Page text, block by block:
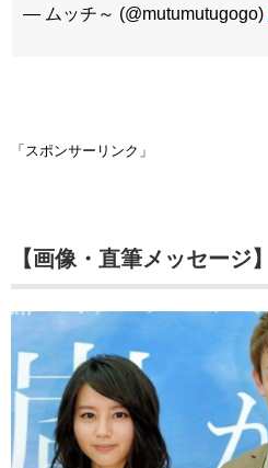
— ムッチ～ (@mutumutugogo)
「スポンサーリンク」
【画像・直筆メッセージ】